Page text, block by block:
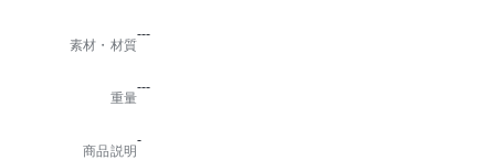
素材・材質
---
重量
---
商品説明
-